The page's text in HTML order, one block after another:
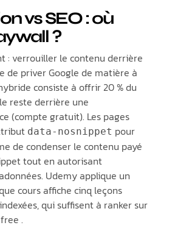
vs SEO : où
?
: verrouiller le contenu derrière
de priver Google de matière à
consiste à offrir 20 % du
reste derrière une
(compte gratuit). Les pages
data-nosnippet pour
de condenser le contenu payé
tout en autorisant
Udemy applique un
cours affiche cinq leçons
qui suffisent à ranker sur
.